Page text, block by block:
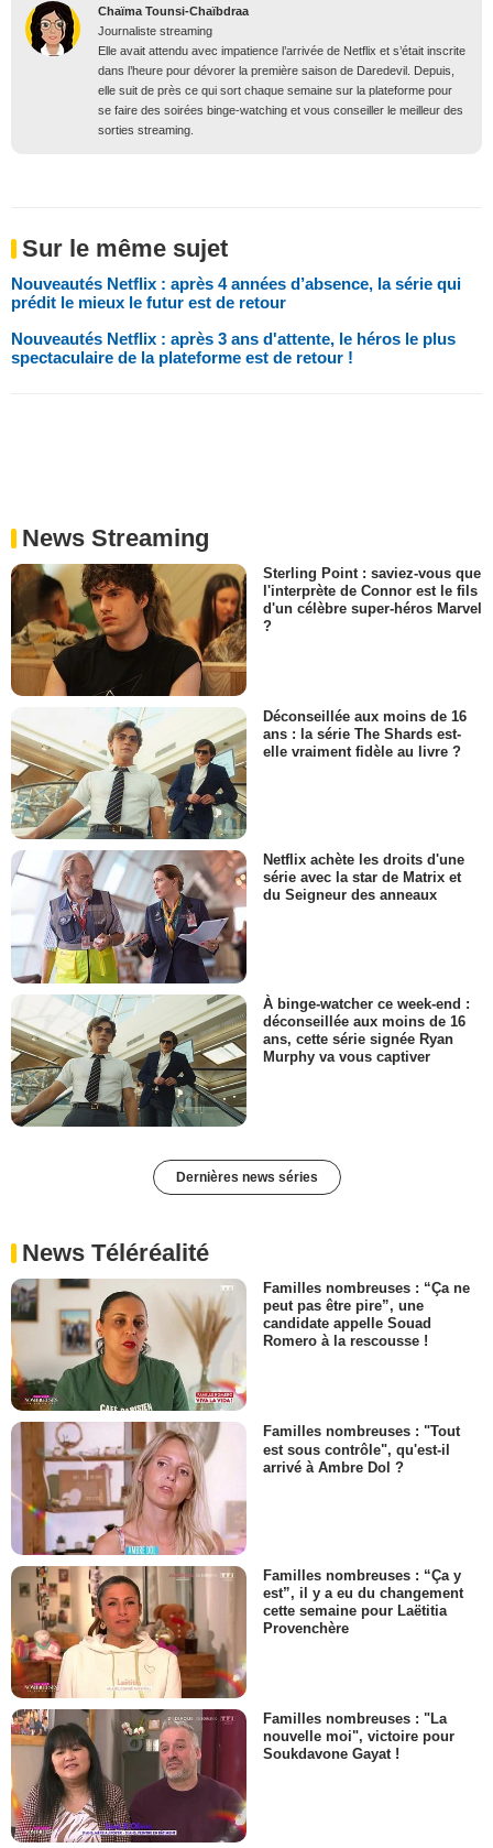
Chaïma Tounsi-Chaïbdraa
Journaliste streaming
Elle avait attendu avec impatience l’arrivée de Netflix et s’était inscrite
dans l’heure pour dévorer la première saison de Daredevil. Depuis,
elle suit de près ce qui sort chaque semaine sur la plateforme pour
se faire des soirées binge-watching et vous conseiller le meilleur des
sorties streaming.
Sur le même sujet
Nouveautés Netflix : après 4 années d’absence, la série qui
prédit le mieux le futur est de retour
Nouveautés Netflix : après 3 ans d'attente, le héros le plus
spectaculaire de la plateforme est de retour !
News Streaming
Sterling Point : saviez-vous que
l'interprète de Connor est le fils
d'un célèbre super-héros Marvel
?
Déconseillée aux moins de 16
ans : la série The Shards est-
elle vraiment fidèle au livre ?
Netflix achète les droits d'une
série avec la star de Matrix et
du Seigneur des anneaux
À binge-watcher ce week-end :
déconseillée aux moins de 16
ans, cette série signée Ryan
Murphy va vous captiver
Dernières news séries
News Téléréalité
Familles nombreuses : “Ça ne
peut pas être pire”, une
candidate appelle Souad
Romero à la rescousse !
Familles nombreuses : "Tout
est sous contrôle", qu'est-il
arrivé à Ambre Dol ?
Familles nombreuses : “Ça y
est”, il y a eu du changement
cette semaine pour Laëtitia
Provenchère
Familles nombreuses : "La
nouvelle moi", victoire pour
Soukdavone Gayat !